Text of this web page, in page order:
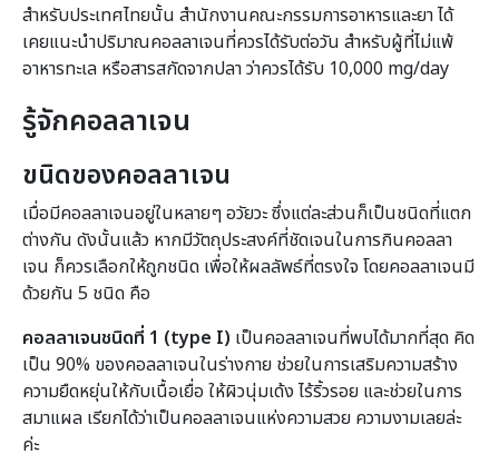
สำหรับประเทศไทยนั้น สำนักงานคณะกรรมการอาหารและยา ได้
เคยแนะนำปริมาณคอลลาเจนที่ควรได้รับต่อวัน สำหรับผู้ที่ไม่แพ้
อาหารทะเล หรือสารสกัดจากปลา ว่าควรได้รับ 10,000 mg/day
รู้จักคอลลาเจน
ขนิดของคอลลาเจน
เมื่อมีคอลลาเจนอยู่ในหลายๆ อวัยวะ ซึ่งแต่ละส่วนก็เป็นชนิดที่แตก
ต่างกัน ดังนั้นแล้ว หากมีวัตถุประสงค์ที่ชัดเจนในการกินคอลลา
เจน ก็ควรเลือกให้ถูกชนิด เพื่อให้ผลลัพธ์ที่ตรงใจ โดยคอลลาเจนมี
ด้วยกัน 5 ชนิด คือ
คอลลาเจนชนิดที่ 1 (type I) เป็นคอลลาเจนที่พบได้มากที่สุด คิด
เป็น 90% ของคอลลาเจนในร่างกาย ช่วยในการเสริมความสร้าง
ความยืดหยุ่นให้กับเนื้อเยื่อ ให้ผิวนุ่มเด้ง ไร้ริ้วรอย และช่วยในการ
สมาแผล เรียกได้ว่าเป็นคอลลาเจนแห่งความสวย ความงามเลยล่ะ
ค่ะ